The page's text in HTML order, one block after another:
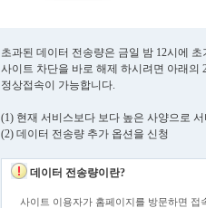
초과된 데이터 전송량은 금일 밤 12시에
사이트 차단을 바로 해제 하시려면 아래의
정상접속이 가능합니다.
(1) 현재 서비스보다 보다 높은 사양으로
(2) 데이터 전송량 추가 옵션을 신청
데이터 전송량이란?
사이트 이용자가 홈페이지를 방문하면 접